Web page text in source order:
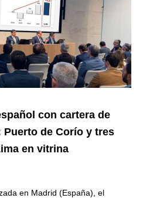
con cartera de
Puerto de Corío y tres
en vitrina
en Madrid (España), el